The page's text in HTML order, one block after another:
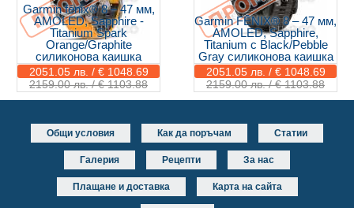
Garmin fēnix® 8 – 47 мм,
AMOLED, Sapphire -
Titanium Spark
Orange/Graphite
силиконова каишка
2051.05 лв. / € 1048.69
2159.00 лв. / € 1103.88
Garmin FĒNIX® 8 – 47 мм,
AMOLED, Sapphire,
Titanium с Black/Pebble
Gray силиконова каишка
2051.05 лв. / € 1048.69
2159.00 лв. / € 1103.88
Общи условия Как да поръчам Статии
Галерия Рецепти За нас
Плащане и доставка Карта на сайта